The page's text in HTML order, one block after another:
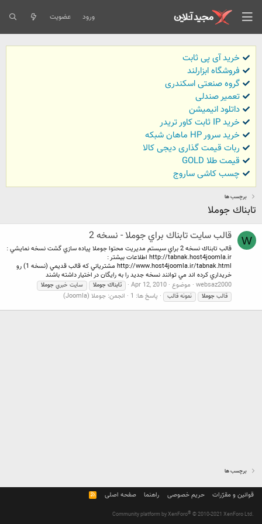
ورود عضویت
خرید آی پی ثابت
فروشگاه ابزارلند
گروه صنعتی اسکندری
تعمیر صندلی
داتلود انیمیشن
خرید IP ثابت کاور تریدر
خرید سرور HP ماهان شبکه
ربات قیمت گذاری دیجی کالا
قیمت طلا GOLD
چسب کاشی ساروج
برچسب ها
تابناك جوملا
W قالب سايت تابناك براي جوملا - نسخه 2
قالب تابناك نسخه 2 براي سيستم مديريت محتوا جوملا پياده سازي گشت نسخه نمايشي :
http://tabnak.host4joomla.ir اطلاعات بيشتر :
http://www.host4joomla.ir/tabnak.html مشترياني كه قالب قديمي (نسخه 1) رو
خريداري كرده اند مي توانند نسخه جديد را به رايگان در اختيار داشته باشند
websaz2000 موضوع Apr 12, 2010 تابناك جوملا سايت خبري جوملا
قالب جوملا نمونه قالب پاسخ ها: 1 انجمن: جوملا (Joomla)
برچسب ها
قوانین و مقرّرات حریم خصوصی راهنما صفحه اصلی
R
S
Community platform by XenForo® © 2010-2021 XenForo Ltd.